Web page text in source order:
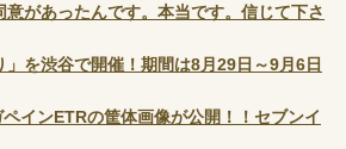
意があったんです。本当です。信じて下さ
」を渋谷で開催！期間は8月29日～9月6日
インETRの筐体画像が公開！！セブンイ